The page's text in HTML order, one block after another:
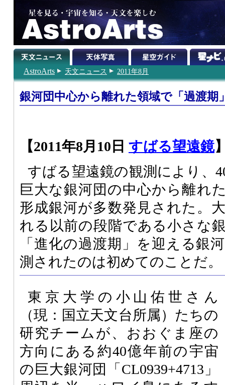
AstroArts 天文ニュース 2011年8月
銀河団中心から離れた領域で「過渡期
【2011年8月10日 すばる望遠鏡
すばる望遠鏡の観測により、
巨大な銀河団の中心から離れ
形成銀河が多数発見された。
れる以前の段階である小さな
「進化の過渡期」を迎える銀
測されたのは初めてのことだ。
東京大学の小山佑世さん
（現：国立天文台所属）たちの
研究チームが、おおぐま座の
方向にある約40億年前の宇宙
の巨大銀河団「CL0939+4713」